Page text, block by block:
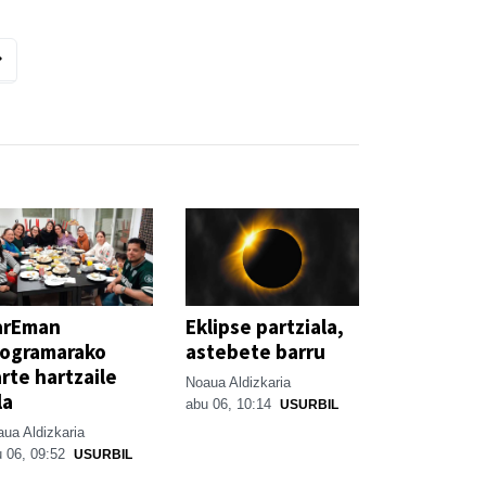
hartzaile
Aldizkaria
06, 09:52 USURBIL
Eklipse partziala,
astebete barru
Noaua Aldizkaria
abu 06, 10:14 USURBIL